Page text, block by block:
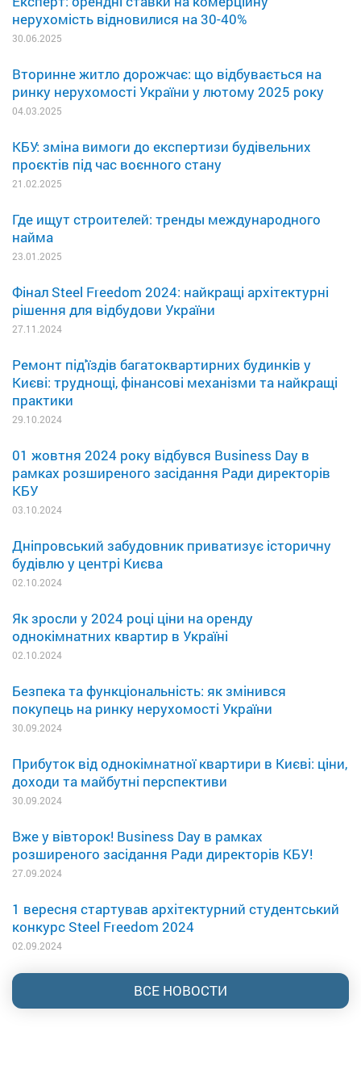
нерухомість відновилися на 30-40%
30.06.2025
Вторинне житло дорожчає: що відбувається на
ринку нерухомості України у лютому 2025 року
04.03.2025
КБУ: зміна вимоги до експертизи будівельних
проєктів під час воєнного стану
21.02.2025
Где ищут строителей: тренды международного
найма
23.01.2025
Фінал Steel Freedom 2024: найкращі архітектурні
рішення для відбудови України
27.11.2024
Ремонт під'їздів багатоквартирних будинків у
Києві: труднощі, фінансові механізми та найкращі
практики
29.10.2024
01 жовтня 2024 року відбувся Business Day в
рамках розширеного засідання Ради директорів
КБУ
03.10.2024
Дніпровський забудовник приватизує історичну
будівлю у центрі Києва
02.10.2024
Як зросли у 2024 році ціни на оренду
однокімнатних квартир в Україні
02.10.2024
Безпека та функціональність: як змінився
покупець на ринку нерухомості України
30.09.2024
Прибуток від однокімнатної квартири в Києві: ціни,
доходи та майбутні перспективи
30.09.2024
Вже у вівторок! Business Day в рамках
розширеного засідання Ради директорів КБУ!
27.09.2024
1 вересня стартував архітектурний студентський
конкурс Steel Freedom 2024
02.09.2024
ВСЕ НОВОСТИ